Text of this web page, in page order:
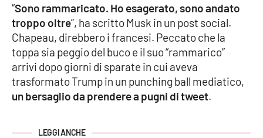
Sport
RUBRICHE
Good Morning Vietnam
“Sono rammaricato. Ho esagerato, sono andato
troppo oltre”, ha scritto Musk in un post social.
Chapeau, direbbero i francesi. Peccato che la
toppa sia peggio del buco e il suo “rammarico”
arrivi dopo giorni di sparate in cui aveva
trasformato Trump in un punching ball mediatico,
un bersaglio da prendere a pugni di tweet.